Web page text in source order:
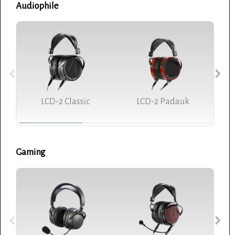
Audiophile
LCD-2 Classic LCD-2 Padauk
Gaming